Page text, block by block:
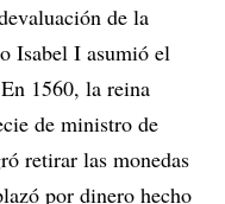
de la
Isabel I asumió el
1560, la reina
de ministro de
retirar las monedas
por dinero hecho